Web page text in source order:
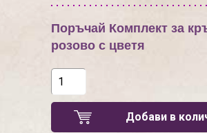
Поръчай Комплект за
розово с цветя
Добави в